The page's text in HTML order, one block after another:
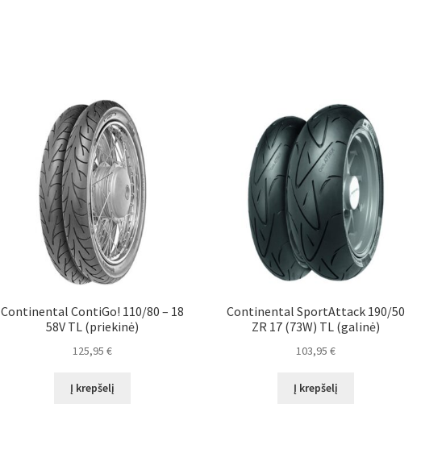
Continental ContiGo! 110/80 – 18
58V TL (priekinė)
125,95 €
Į krepšelį
Continental SportAttack 190/50
ZR 17 (73W) TL (galinė)
103,95€
Į krepšelį